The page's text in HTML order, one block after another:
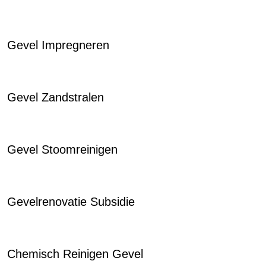
Gevel Impregneren
Gevel Zandstralen
Gevel Stoomreinigen
Gevelrenovatie Subsidie
Chemisch Reinigen Gevel